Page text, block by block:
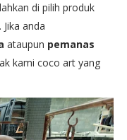
di pilih produk
anda
ataupun pemanas
kami coco art yang